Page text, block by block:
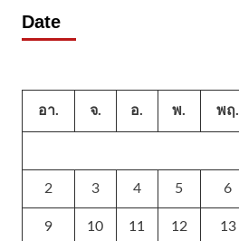
Date
อา. จ. อ. พ. พฤ.
2 3 4 5 6
9 10 11 12 13